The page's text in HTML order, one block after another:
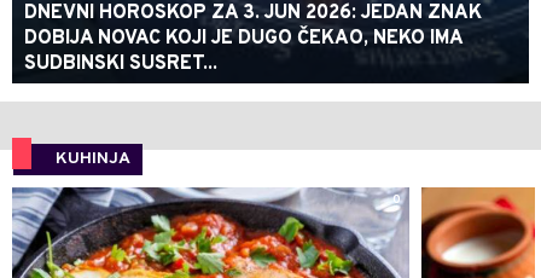
DNEVNI HOROSKOP ZA 3. JUN 2026: JEDAN ZNAK
DOBIJA NOVAC KOJI JE DUGO ČEKAO, NEKO IMA
SUDBINSKI SUSRET...
KUHINJA
0